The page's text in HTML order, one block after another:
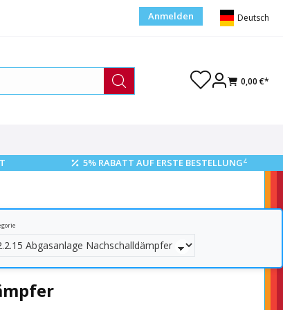
Anmelden Deutsch
0,00 €*
5% RABATT AUF ERSTE BESTELLUNG2